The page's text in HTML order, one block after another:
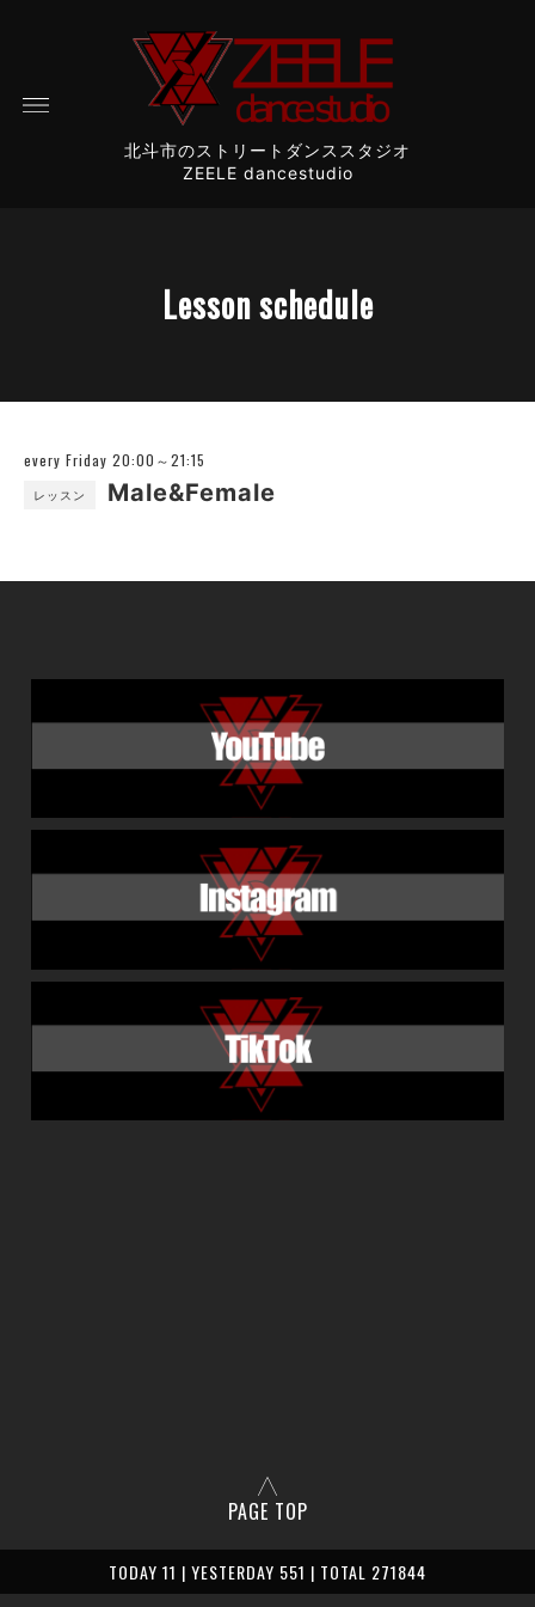
北斗市のストリートダンススタジオ
ZEELE dancestudio
Lesson schedule
every Friday 20:00～21:15
レッスン Male&Female
PAGE TOP
TODAY 11 | YESTERDAY 551 | TOTAL 271844